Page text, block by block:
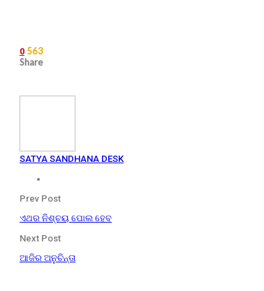
0 563
Share
SATYA SANDHANA DESK
Prev Post
ଏଥର ନିଶ୍ଚୟ ପୋଲ ହେବ
Next Post
ଆଜିର ଅନୁଚିନ୍ତା